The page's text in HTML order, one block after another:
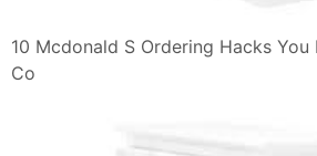
10 Mcdonald S Ordering Hacks You
Co